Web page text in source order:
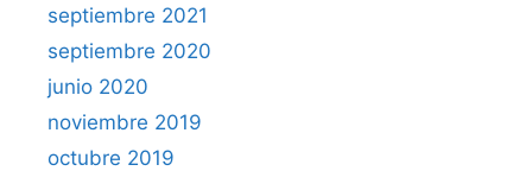
septiembre 2021
septiembre 2020
junio 2020
noviembre 2019
octubre 2019